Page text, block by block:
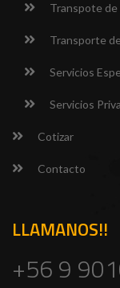
Transpote de
Transporte
Servicios
Servicios
Cotizar
Contacto
LLAMANOS!!
+56 9